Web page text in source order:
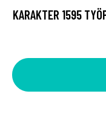
KARAKTER 1595